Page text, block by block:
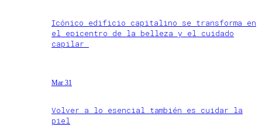
Icónico edificio capitalino se transforma en
el epicentro de la belleza y el cuidado
capilar
Mar 31
Volver a lo esencial también es cuidar la
piel